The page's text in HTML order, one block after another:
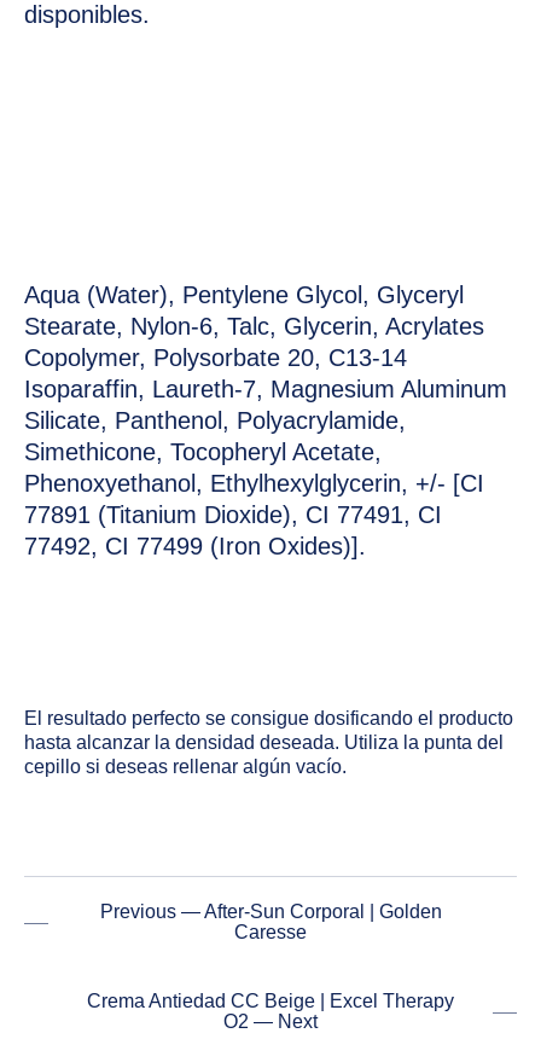
disponibles.
Aqua (Water), Pentylene Glycol, Glyceryl
Stearate, Nylon-6, Talc, Glycerin, Acrylates
Copolymer, Polysorbate 20, C13-14
Isoparaffin, Laureth-7, Magnesium Aluminum
Silicate, Panthenol, Polyacrylamide,
Simethicone, Tocopheryl Acetate,
Phenoxyethanol, Ethylhexylglycerin, +/- [CI
77891 (Titanium Dioxide), CI 77491, CI
77492, CI 77499 (Iron Oxides)].
El resultado perfecto se consigue dosificando el producto
hasta alcanzar la densidad deseada. Utiliza la punta del
cepillo si deseas rellenar algún vacío.
Previous — After-Sun Corporal | Golden
Caresse
Crema Antiedad CC Beige | Excel Therapy
O2 — Next